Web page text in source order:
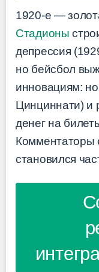
1920-е —
Стадионы
депрессия
но бейсбол
инновациям:
Цинциннати) и
денег на
Комментаторы
становился